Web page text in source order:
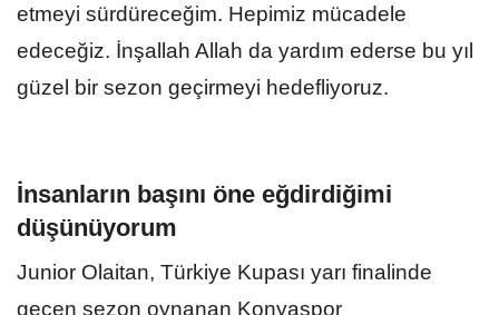
etmeyi sürdüreceğim. Hepimiz mücadele
edeceğiz. İnşallah Allah da yardım ederse bu yıl
güzel bir sezon geçirmeyi hedefliyoruz.
İnsanların başını öne eğdirdiğimi
düşünüyorum
Junior Olaitan, Türkiye Kupası yarı finalinde
geçen sezon oynanan Konyaspor